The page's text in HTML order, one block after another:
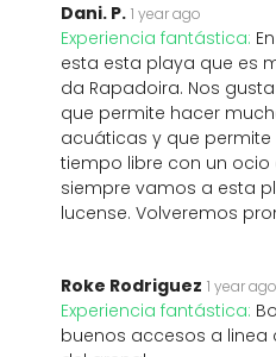
Dani. P. 1 year ago
Experiencia fantástica:
esta esta playa que es
da Rapadoira. Nos
que permite hacer
acuáticas y que
tiempo libre con un ocio
siempre vamos a esta
lucense. Volveremos
Roke Rodriguez 1 year ago
Experiencia fantástica:
buenos accesos a linea